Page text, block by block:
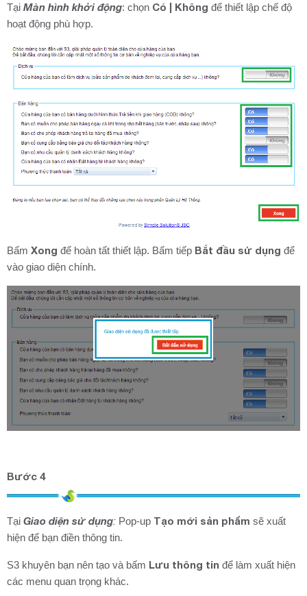
Tại Màn hình khởi động: chọn Có | Không để thiết lập chế độ
hoạt động phù hợp.
Bấm Xong để hoàn tất thiết lập. Bấm tiếp Bắt đầu sử dụng để
vào giao diện chính.
Bước 4
Tại Giao diện sử dụng: Pop-up Tạo mới sản phẩm sẽ xuất
hiện để bạn điền thông tin.
S3 khuyên bạn nên tạo và bấm Lưu thông tin để làm xuất hiện
các menu quan trọng khác.